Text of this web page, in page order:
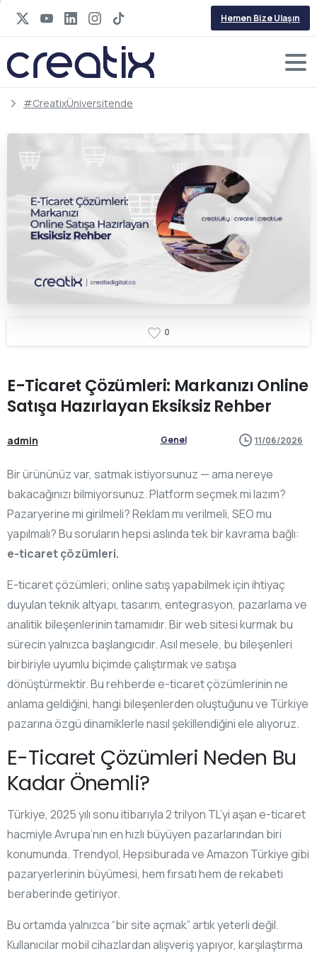
Hemen Bize Ulaşın
#CreatixÜniversitende
0
E-Ticaret Çözümleri: MarkanızıOnline
Satışa Hazırlayan Eksiksiz Rehber
admin Genel 11/06/2026
Bir ürününüz var, satmak istiyorsunuz — ama nereye
bakacağınızı bilmiyorsunuz. Platform seçmek mi lazım?
Pazaryerine mi girilmeli? Reklam mı verilmeli, SEO mu
yapılmalı? Bu soruların hepsi aslında tek bir kavrama bağlı:
e-ticaret çözümleri.
E-ticaret çözümleri; online satış yapabilmek için ihtiyaç
duyulan teknik altyapı, tasarım, entegrasyon, pazarlama ve
analitik bileşenlerinin tamamıdır. Bir web sitesi kurmak bu
sürecin yalnızca başlangıcıdır. Asıl mesele, bu bileşenleri
birbiriyle uyumlu biçimde çalıştırmak ve satışa
dönüştürmektir. Bu rehberde e-ticaret çözümlerinin ne
anlama geldiğini, hangi bileşenlerden oluştuğunu ve Türkiye
pazarına özgü dinamiklerle nasıl şekillendiğini ele alıyoruz.
E-Ticaret Çözümleri Neden Bu
Kadar Önemli?
Türkiye, 2025 yılı sonu itibarıyla 2 trilyon TL’yi aşan e-ticaret
hacmiyle Avrupa’nın en hızlı büyüyen pazarlarından biri
konumunda. Trendyol, Hepsiburada ve Amazon Türkiye gibi
pazaryerlerinin büyümesi, hem fırsatı hem de rekabeti
beraberinde getiriyor.
Bu ortamda yalnızca “bir site açmak” artık yeterli değil.
Kullanıcılar mobil cihazlardan alışveriş yapıyor, karşılaştırma